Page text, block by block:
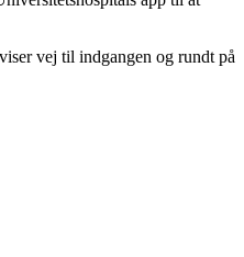
vej til indgangen og rundt på